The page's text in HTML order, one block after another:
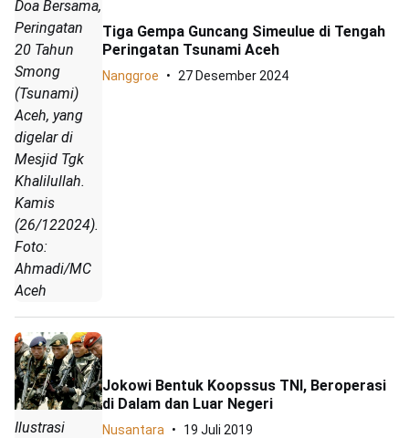
Doa Bersama,
Peringatan
20 Tahun
Smong
(Tsunami)
Aceh, yang
digelar di
Mesjid Tgk
Khalilullah.
Kamis
(26/122024).
Foto:
Ahmadi/MC
Aceh
Tiga Gempa Guncang Simeulue di Tengah
Peringatan Tsunami Aceh
Nanggroe 27 Desember 2024
Ilustrasi
Jokowi Bentuk Koopssus TNI, Beroperasi
di Dalam dan Luar Negeri
Nusantara 19 Juli 2019